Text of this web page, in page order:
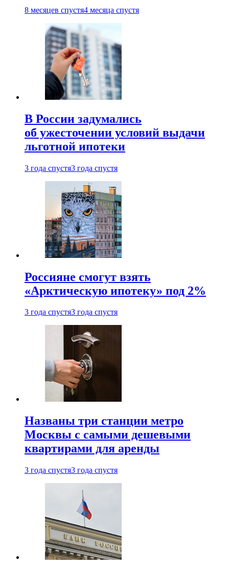
8 месяцев спустя4 месяца спустя
В России задумались
об ужесточении условий выдачи
льготной ипотеки
3 года спустя3 года спустя
Россияне смогут взять
«Арктическую ипотеку» под 2%
3 года спустя3 года спустя
Названы три станции метро
Москвы с самыми дешевыми
квартирами для аренды
3 года спустя3 года спустя